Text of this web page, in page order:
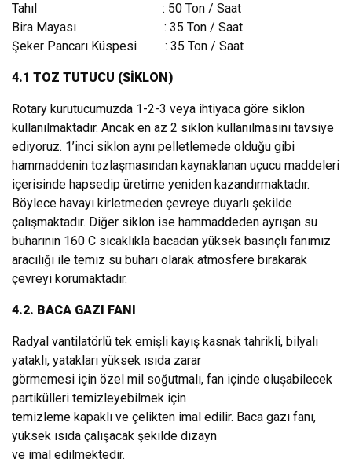
Tahıl : 50 Ton / Saat
Bira Mayası : 35 Ton / Saat
Şeker Pancarı Küspesi : 35 Ton / Saat
4.1 TOZ TUTUCU (SİKLON)
Rotary kurutucumuzda 1-2-3 veya ihtiyaca göre siklon
kullanılmaktadır. Ancak en az 2 siklon kullanılmasını tavsiye
ediyoruz. 1’inci siklon aynı pelletlemede olduğu gibi
hammaddenin tozlaşmasından kaynaklanan uçucu maddeleri
içerisinde hapsedip üretime yeniden kazandırmaktadır.
Böylece havayı kirletmeden çevreye duyarlı şekilde
çalışmaktadır. Diğer siklon ise hammaddeden ayrışan su
buharının 160 C sıcaklıkla bacadan yüksek basınçlı fanımız
aracılığı ile temiz su buharı olarak atmosfere bırakarak
çevreyi korumaktadır.
4.2. BACA GAZI FANI
Radyal vantilatörlü tek emişli kayış kasnak tahrikli, bilyalı
yataklı, yatakları yüksek ısıda zarar
görmemesi için özel mil soğutmalı, fan içinde oluşabilecek
partikülleri temizleyebilmek için
temizleme kapaklı ve çelikten imal edilir. Baca gazı fanı,
yüksek ısıda çalışacak şekilde dizayn
ve imal edilmektedir.